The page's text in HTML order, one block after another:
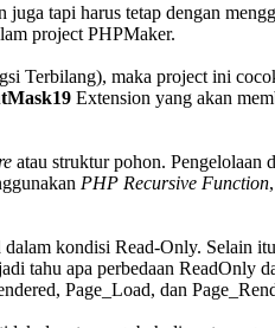
tapi harus tetap dengan
project PHPMaker.
maka project ini
Extension yang akan
atau struktur pohon. Pengelolaan
PHP Recursive Function
kondisi Read-Only. Selain
apa perbedaan ReadOnly
Page_Load, dan